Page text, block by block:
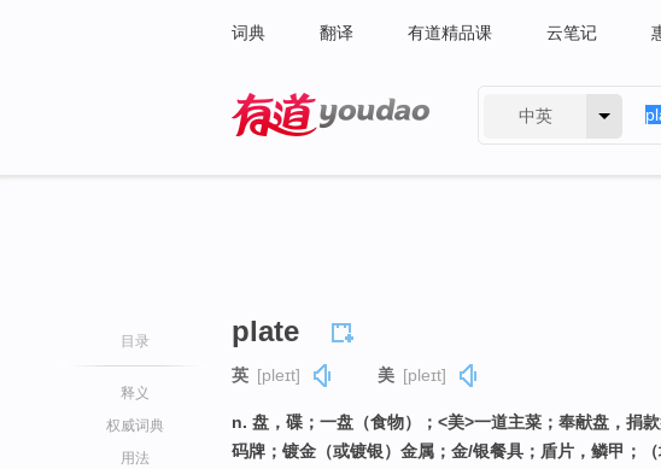
词典 翻译 有道精品课 云笔记
中英
目录
释义
权威词典
用法
plate
英 [pleɪt] 美 [pleɪt]
n. 盘，碟；一盘（食物）；<美>一道主菜；奉献盘，捐
码牌；镀金（或镀银）金属；金/银餐具；盾片，鳞甲；